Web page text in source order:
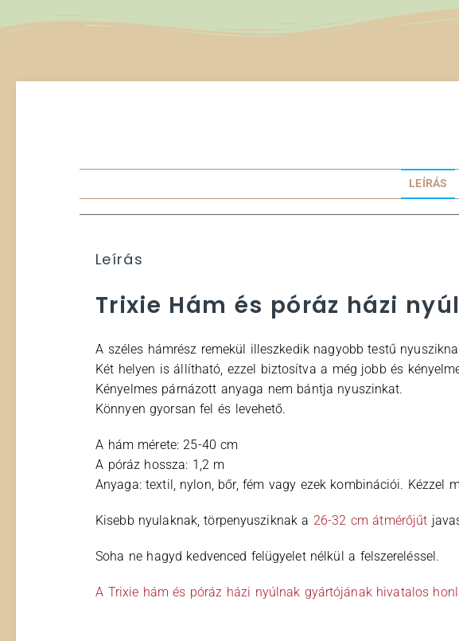
LEÍRÁS
Leírás
Trixie Hám és póráz házi
A széles hámrész remekül illeszkedik nagyobb testű
Két helyen is állítható, ezzel biztosítva a még jobb és
Kényelmes párnázott anyaga nem bántja nyuszinkat.
Könnyen gyorsan fel és levehető.
A hám mérete: 25-40 cm
A póráz hossza: 1,2 m
Anyaga: textil, nylon, bőr, fém vagy ezek kombinációi. Kézzel
Kisebb nyulaknak, törpenyusziknak a 26-32 cm átmérőjűt
Soha ne hagyd kedvenced felügyelet nélkül a felszereléssel.
A Trixie hám és póráz házi nyúlnak gyártójának hivatalos